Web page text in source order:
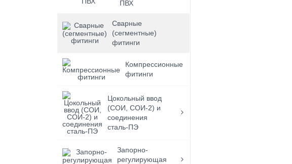
ПВХ
Сварные
(сегментные)
фитинги
Компрессионные
фитинги
Цокольный ввод
(СОИ, СОИ-2) и
соединения
сталь-ПЭ
Запорно-
регулирующая